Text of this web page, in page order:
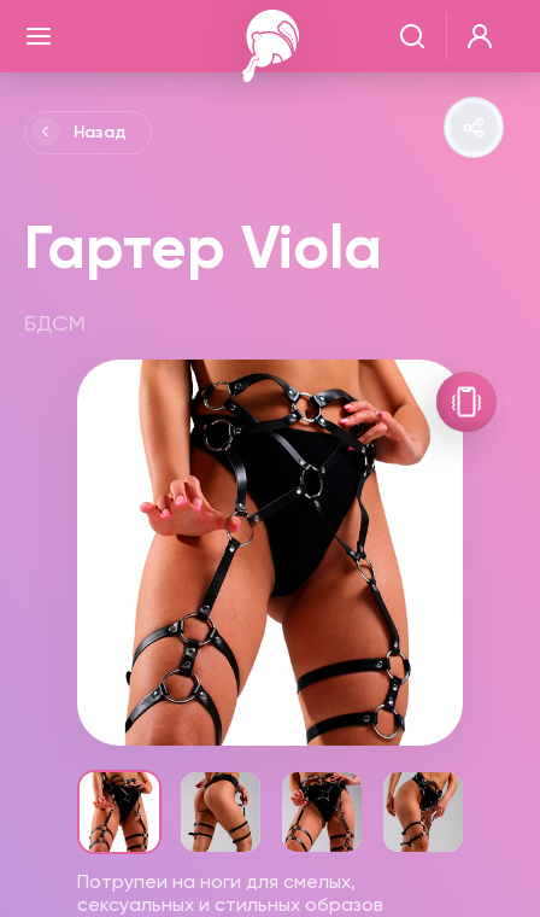
Назад
Гартер Viola
БДСМ
Потрупеи на ноги для смелых,
сексуальных и стильных образов